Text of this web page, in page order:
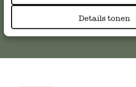
Details tonen
Service client en ligne